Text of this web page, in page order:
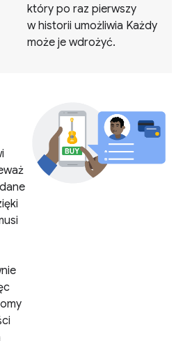
który po raz pierwszy
w historii umożliwia Każdy
może je wdrożyć.